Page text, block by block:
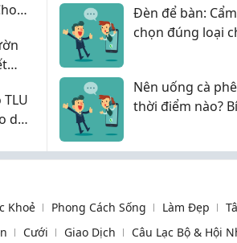
dân
Tăng Năng Suất
Đèn để bàn:
chọn đúng loại
Nên uống cà
thời điểm nào? Bí
Khoẻ Phong Cách Sống Làm Đẹp
Cưới Giao Dịch
Câu Lạc Bộ & Hội